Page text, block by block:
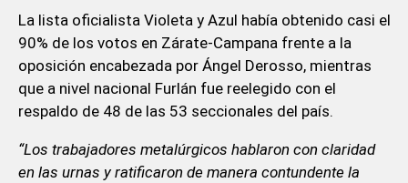
La lista oficialista Violeta y Azul había obtenido casi el
90% de los votos en Zárate-Campana frente a la
oposición encabezada por Ángel Derosso, mientras
que a nivel nacional Furlán fue reelegido con el
respaldo de 48 de las 53 seccionales del país.
“Los trabajadores metalúrgicos hablaron con claridad
en las urnas y ratificaron de manera contundente la